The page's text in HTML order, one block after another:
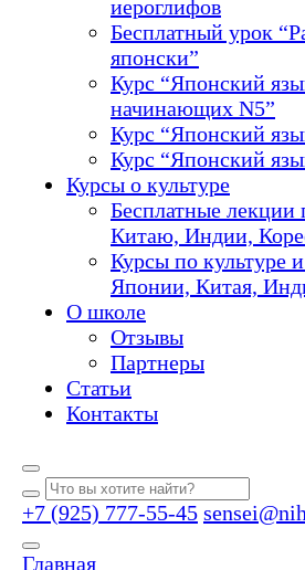
иероглифов
Бесплатный урок
японски”
Курс “Японский
начинающих N5”
Курс “Японский
Курс “Японский
Курсы о культуре
Бесплатные
Китаю, Индии,
Курсы по культуре
Японии, Китая,
О школе
Отзывы
Партнеры
Статьи
Контакты
+7 (925) 777-55-45
Главная